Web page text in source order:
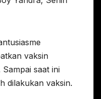
vaksin
saat ini
dilakukan vaksin.